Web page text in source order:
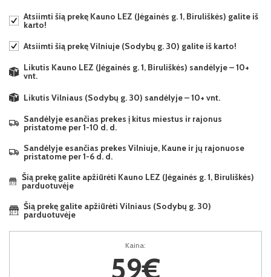
Atsiimti šią prekę Kauno LEZ (Jėgainės g. 1, Biruliškės) galite iš
karto!
Atsiimti šią prekę Vilniuje (Sodybų g. 30) galite iš karto!
Likutis Kauno LEZ (Jėgainės g. 1, Biruliškės) sandėlyje – 10+
vnt.
Likutis Vilniaus (Sodybų g. 30) sandėlyje – 10+ vnt.
Sandėlyje esančias prekes į kitus miestus ir rajonus
pristatome per 1-10 d. d.
Sandėlyje esančias prekes Vilniuje, Kaune ir jų rajonuose
pristatome per 1-6 d. d.
Šią prekę galite apžiūrėti Kauno LEZ (Jėgainės g. 1, Biruliškės)
parduotuvėje
Šią prekę galite apžiūrėti Vilniaus (Sodybų g. 30)
parduotuvėje
Kaina:
59€